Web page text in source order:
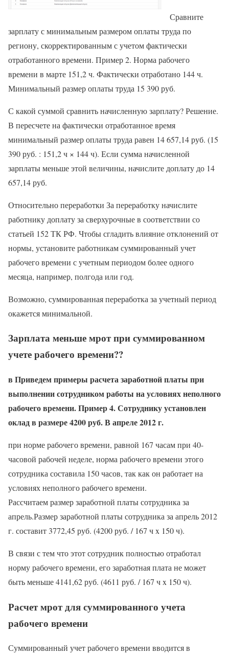
Сравните
зарплату с минимальным размером оплаты труда по
региону, скорректированным с учетом фактически
отработанного времени. Пример 2. Норма рабочего
времени в марте 151,2 ч. Фактически отработано 144 ч.
Минимальный размер оплаты труда 15 390 руб.
С какой суммой сравнить начисленную зарплату? Решение.
В пересчете на фактически отработанное время
минимальный размер оплаты труда равен 14 657,14 руб. (15
390 руб. : 151,2 ч × 144 ч). Если сумма начисленной
зарплаты меньше этой величины, начислите доплату до 14
657,14 руб.
Относительно переработки За переработку начислите
работнику доплату за сверхурочные в соответствии со
статьей 152 ТК РФ. Чтобы сгладить влияние отклонений от
нормы, установите работникам суммированный учет
рабочего времени с учетным периодом более одного
месяца, например, полгода или год.
Возможно, суммированная переработка за учетный период
окажется минимальной.
Зарплата меньше мрот при суммированном
учете рабочего времени??
в Приведем примеры расчета заработной платы при
выполнении сотрудником работы на условиях неполного
рабочего времени. Пример 4. Сотруднику установлен
оклад в размере 4200 руб. В апреле 2012 г.
при норме рабочего времени, равной 167 часам при 40-
часовой рабочей неделе, норма рабочего времени этого
сотрудника составила 150 часов, так как он работает на
условиях неполного рабочего времени.
Рассчитаем размер заработной платы сотрудника за
апрель.Размер заработной платы сотрудника за апрель 2012
г. составит 3772,45 руб. (4200 руб. / 167 ч x 150 ч).
В связи с тем что этот сотрудник полностью отработал
норму рабочего времени, его заработная плата не может
быть меньше 4141,62 руб. (4611 руб. / 167 ч x 150 ч).
Расчет мрот для суммированного учета
рабочего времени
Суммированный учет рабочего времени вводится в